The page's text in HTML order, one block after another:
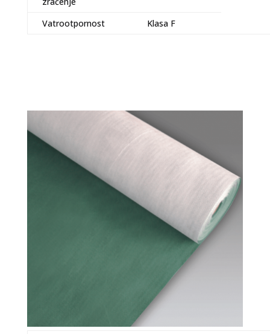
Vatrootpornost
Klasa F